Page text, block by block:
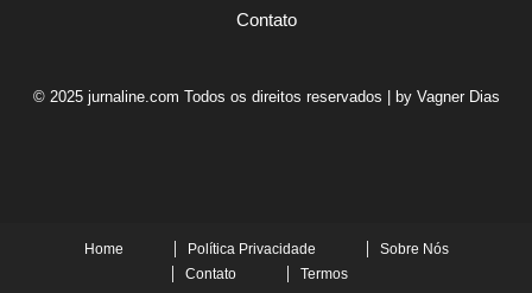
Contato
© 2025 jurnaline.com Todos os direitos reservados | by Vagner Dias
Home Política Privacidade
Sobre Nós
Contato
Termos